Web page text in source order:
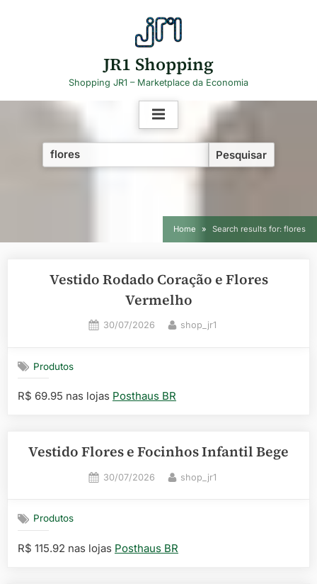
JR1 Shopping
Shopping JR1 – Marketplace da Economia
Pesquisar
por:
Home Search results for: flores
Vestido Rodado Coração e Flores
Vermelho
Posted
30/07/2026 By
shop_jr1
Produtos
R$ 69.95 nas lojas Posthaus BR
Vestido Flores e Focinhos Infantil Bege
Posted
30/07/2026 By
shop_jr1
Produtos
R$ 115.92 nas lojas Posthaus BR